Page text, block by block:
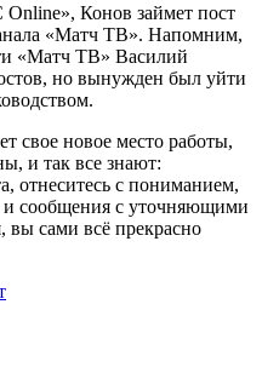
Конов займет пост
«Матч ТВ». Напомним,
«Матч ТВ» Василий
но вынужден был уйти
свое новое место работы,
и так все знают:
отнеситесь с пониманием,
и сообщения с уточняющими
вы сами всё прекрасно